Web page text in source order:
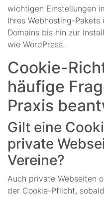
wichtigen Einstellungen
Ihres Webhosting-
Domains bis hin zur
wie WordPress.
Cookie-
häufige
Praxis
Gilt eine
private
Vereine?
Auch private Webseiten
der Cookie-Pflicht,